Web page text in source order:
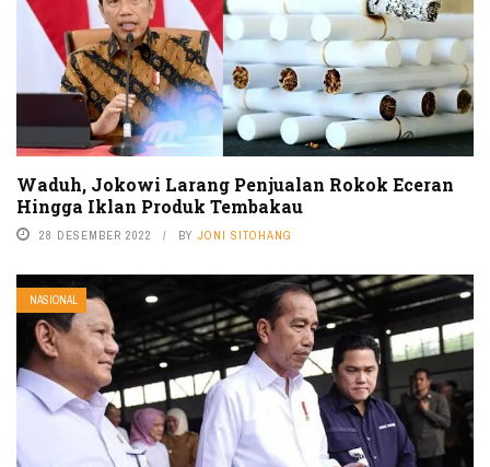
Waduh, Jokowi Larang Penjualan Rokok Eceran
Hingga Iklan Produk Tembakau
28 DESEMBER 2022 BY JONI SITOHANG
NASIONAL